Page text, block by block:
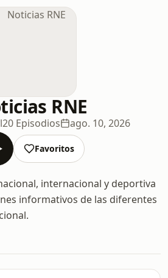
RNE
20 Episodios ago. 10, 2026
Favoritos
internacional y deportiva
informativos de las diferentes